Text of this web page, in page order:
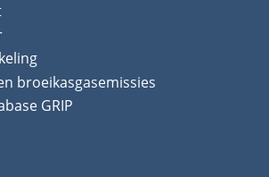
broeikasgasemissies
GRIP